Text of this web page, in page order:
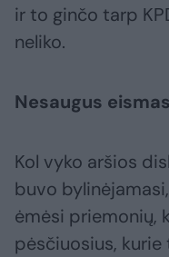
ir to ginčo tarp
neliko.
Nesaugus eismas
Kol vyko aršios
buvo
ėmėsi priemonių,
pėsčiuosius,